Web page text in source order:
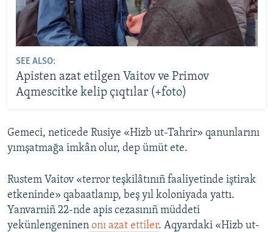
SEE ALSO:
Apisten azat etilgen Vaitov ve Primov
Aqmescitke kelip çıqtılar (+foto)
Gemeci, neticede Rusiye «Hizb ut-Tahrir» qanunlarını
yımşatmağa imkân olur, dep ümüt ete.
Rustem Vaitov «terror teşkilâtınıñ faaliyetinde iştirak
etkeninde» qabaatlanıp, beş yıl koloniyada yattı.
Yanvarniñ 22-nde apis cezasınıñ müddeti
yekünlengeninen onı azat ettiler. Aqyardaki «Hizb ut-